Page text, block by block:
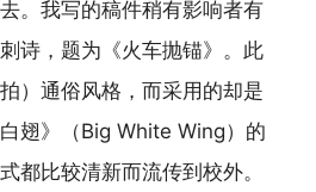
。我写的稿件稍有影响者有
诗，题为《火车抛锚》。此
）通俗风格，而采用的却是
翅》（Big White Wing）的
都比较清新而流传到校外。